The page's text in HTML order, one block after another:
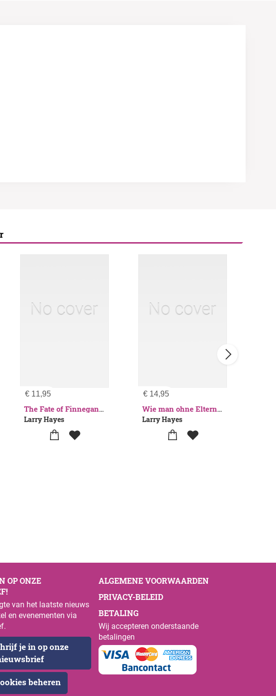
€ 11,95
The Fate of Finnegan Quick
Larry Hayes
€ 14,95
Wie man ohne Eltern überlebt - Die galaktische Reise auf dem Piratenschiffsofa
Larry Hayes
OP ONZE
van het laatste nieuws
en evenementen via
je in op onze
beheren
ALGEMENE VOORWAARDEN
PRIVACY-BELEID
BETALING
Wij accepteren onderstaande
betalingen